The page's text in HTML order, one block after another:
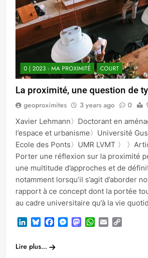
0 | 2023 - MA PROXIMITÉ COURT
La proximité, une question de
geoproximites 3 years ago 0
Xavier Lehmann〉Doctorant en
l’espace et urbanisme〉Université
Ecole des Ponts〉UMR LVMT 〉 〉
Porter une réflexion sur la proximité
une multitude d’approches et de
notamment lorsqu’il s’agit d’aborder
rapport à ce concept dont la portée
au cadre universitaire qu’à la vie
LinkedInBlueskyFacebook
Messenger
Mastodon
WhatsApp
Email
Lire plus...